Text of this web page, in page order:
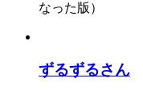
なった版）
ずるずるさん